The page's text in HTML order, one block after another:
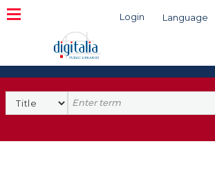
Login Language
Search